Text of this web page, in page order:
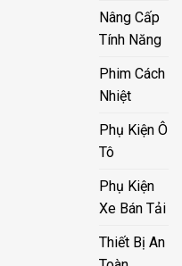
Nâng Cấp
Tính Năng
Phim Cách
Nhiệt
Phụ Kiện Ô
Tô
Phụ Kiện
Xe Bán Tải
Thiết Bị An